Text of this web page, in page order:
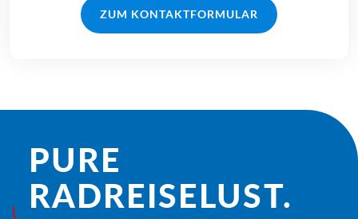
ZUM KONTAKTFORMULAR
PURE
RADREISE­LUST.